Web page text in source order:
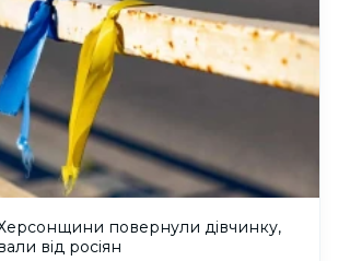
повернули дівчинку,
від росіян